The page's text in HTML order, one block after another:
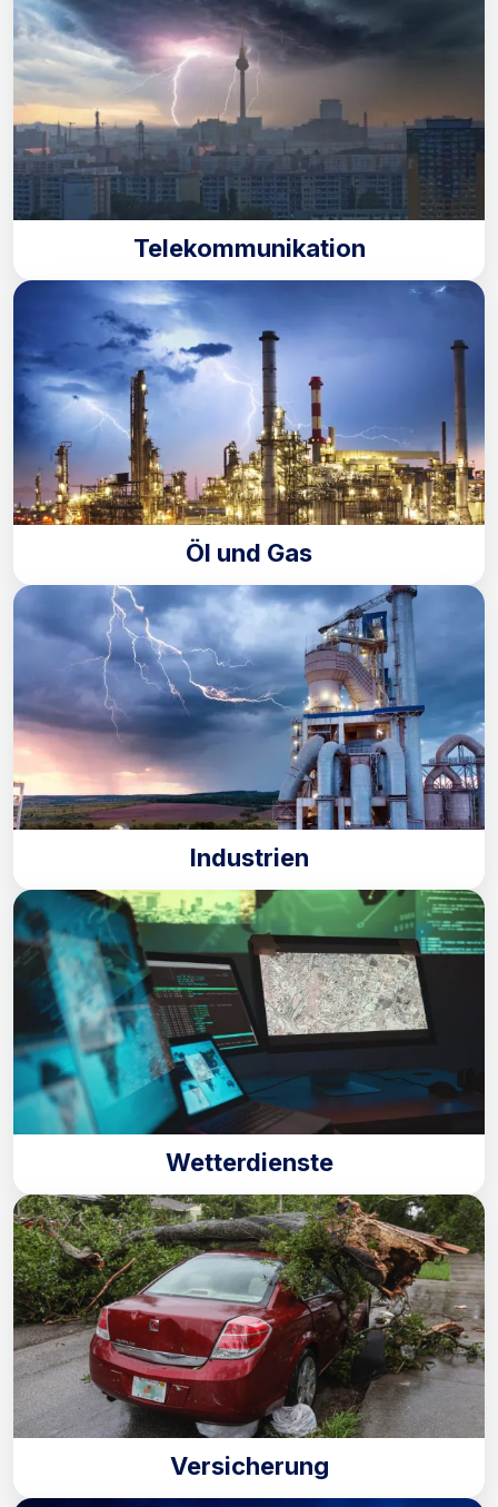
Telekommunikation
Öl und Gas
Industrien
Wetterdienste
Versicherung